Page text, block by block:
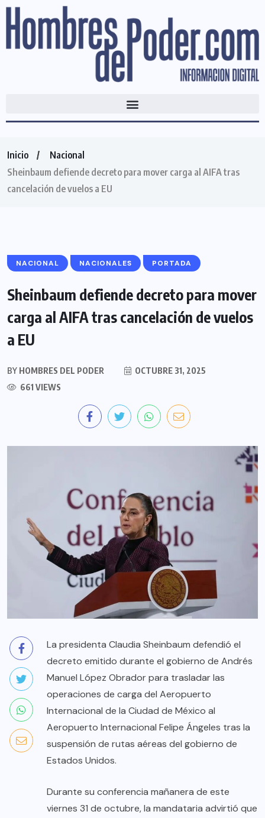
Inicio
Nacional
Sheinbaum defiende decreto para mover carga al AIFA tras
cancelación de vuelos a EU
NACIONAL NACIONALES PORTADA
Sheinbaum defiende decreto para mover
carga al AIFA tras cancelación de vuelos
a EU
BY HOMBRES DEL PODER
OCTUBRE 31, 2025
661 VIEWS
La presidenta Claudia Sheinbaum defendió el
decreto emitido durante el gobierno de Andrés
Manuel López Obrador para trasladar las
operaciones de carga del Aeropuerto
Internacional de la Ciudad de México al
Aeropuerto Internacional Felipe Ángeles tras la
suspensión de rutas aéreas del gobierno de
Estados Unidos.
Durante su conferencia mañanera de este
viernes 31 de octubre, la mandataria advirtió que